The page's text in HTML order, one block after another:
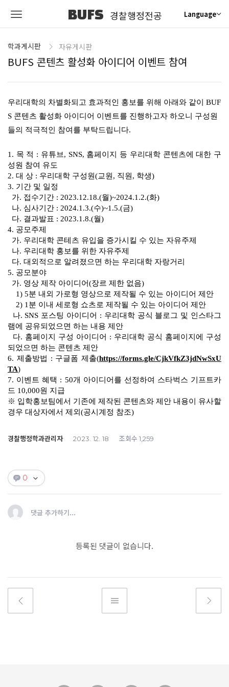
BUFS 경찰행정전공 Language
학과게시판 자유게시판
BUFS 콘텐츠 활성화 아이디어 이벤트 참여
우리대학의 차별화되고 효과적인 홍보를 위해 아래와 같이 BUF
S 콘텐츠 활성화 아이디어 이벤트를 진행하고자 하오니 구성원
들의 적극적인 참여를 부탁드립니다.
1. 목 적 : 유튜브, SNS, 홈페이지 등 우리대학 콘텐츠에 대한 구
성원 참여 유도
2. 대 상 : 우리대학 구성원(교원, 직원, 학생)
3. 기간 및 일정
가. 접수기간 : 2023.12.18.(월)~2024.1.2.(화)
나. 심사기간 : 2024.1.3.(수)~1.5.(금)
다. 결과발표 : 2023.1.8.(월)
4. 공모주제
가. 우리대학 콘테츠 유입을 증가시킬 수 있는 자유주제
나. 우리대학 홍보를 위한 자유주제
다. 대외적으로 알려졌으면 하는 우리대학 자랑거리
5. 공모분야
가. 영상 제작 아이디어(장르 제한 없음)
1) 5분 내외 가로형 영상으로 제작될 수 있는 아이디어 제안
2) 1분 이내 세로형 쇼츠로 제작될 수 있는 아이디어 제안
나. SNS 포스팅 아이디어 : 우리대학 공식 블로그 및 인스타그
램에 공유되었으면 하는 내용 제안
다. 홈페이지 구성 아이디어 : 우리대학 공식 홈페이지에 구성
되었으면 하는 콘텐츠 제안
6. 제출방법 : 구글폼 제출(https://forms.gle/CjkVfkZ3jdNwSxU
TA)
7. 이벤트 혜택 : 50개 아이디어를 선정하여 스타벅스 기프트카
드 10,000원 지급
※ 입학홍보팀에서 기존에 제작된 콘텐츠와 제안 내용이 유사할
경우 대상자에서 제외(공시계정 참조)
경찰행정학과관리자 2023. 12. 18 조회수 1,259
0
댓글 추가하기...
등록된 댓글이 없습니다.